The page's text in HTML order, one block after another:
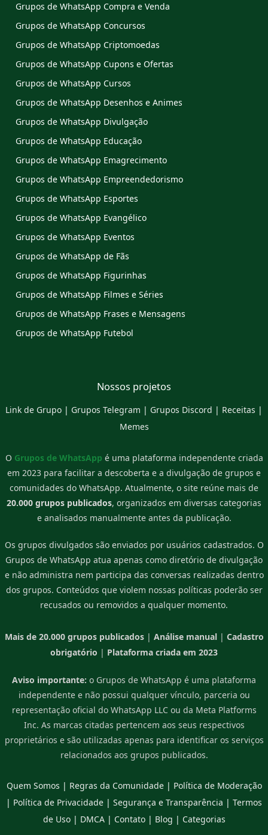
Grupos de WhatsApp Compra e Venda
Grupos de WhatsApp Concursos
Grupos de WhatsApp Criptomoedas
Grupos de WhatsApp Cupons e Ofertas
Grupos de WhatsApp Cursos
Grupos de WhatsApp Desenhos e Animes
Grupos de WhatsApp Divulgação
Grupos de WhatsApp Educação
Grupos de WhatsApp Emagrecimento
Grupos de WhatsApp Empreendedorismo
Grupos de WhatsApp Esportes
Grupos de WhatsApp Evangélico
Grupos de WhatsApp Eventos
Grupos de WhatsApp de Fãs
Grupos de WhatsApp Figurinhas
Grupos de WhatsApp Filmes e Séries
Grupos de WhatsApp Frases e Mensagens
Grupos de WhatsApp Futebol
Nossos projetos
Link de Grupo | Grupos Telegram | Grupos Discord | Receitas |
Memes
O Grupos de WhatsApp é uma plataforma independente criada
em 2023 para facilitar a descoberta e a divulgação de grupos e
comunidades do WhatsApp. Atualmente, o site reúne mais de
20.000 grupos publicados, organizados em diversas categorias
e analisados manualmente antes da publicação.
Os grupos divulgados são enviados por usuários cadastrados. O
Grupos de WhatsApp atua apenas como diretório de divulgação
e não administra nem participa das conversas realizadas dentro
dos grupos. Conteúdos que violem nossas políticas poderão ser
recusados ou removidos a qualquer momento.
Mais de 20.000 grupos publicados| Análise manual| Cadastro
obrigatório | Plataforma criada em 2023
Aviso importante: o Grupos de WhatsApp é uma plataforma
independente e não possui qualquer vínculo, parceria ou
representação oficial do WhatsApp LLC ou da Meta Platforms
Inc. As marcas citadas pertencem aos seus respectivos
proprietários e são utilizadas apenas para identificar os serviços
relacionados aos grupos publicados.
Quem Somos | Regras da Comunidade| Política de Moderação
| Política de Privacidade | Segurança e Transparência | Termos
de Uso| DMCA| Contato| Blog | Categorias